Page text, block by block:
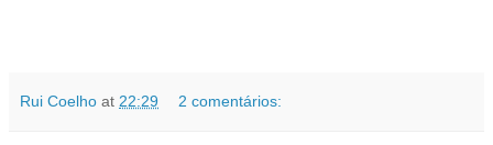
Rui Coelho at 22:29 2 comentários: